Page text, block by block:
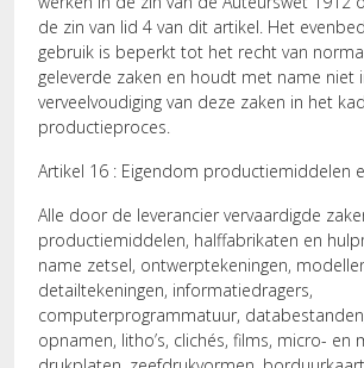
de zin van lid 4 van dit artikel. Het
gebruik is beperkt tot het recht van
geleverde zaken en houdt met name niet
verveelvoudiging van deze zaken in het
productieproces.
Artikel 16 : Eigendom productiemiddelen
Alle door de leverancier vervaardigde
productiemiddelen, halffabrikaten en
name zetsel, ontwerptekeningen,
detailtekeningen, informatiedragers,
computerprogrammatuur,
opnamen, litho’s, clichés, films, micro- en